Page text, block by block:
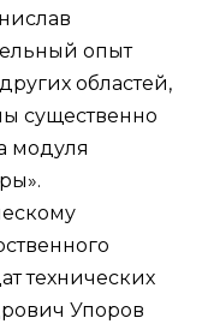
опыт
областей,
существенно
модуля
технических
Упоров